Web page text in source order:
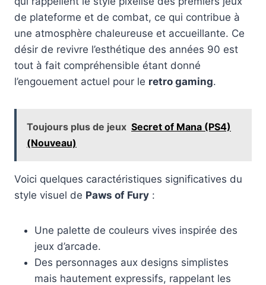
de plateforme et de combat, ce qui contribue à
une atmosphère chaleureuse et accueillante. Ce
désir de revivre l’esthétique des années 90 est
tout à fait compréhensible étant donné
l’engouement actuel pour le retro gaming.
Toujours plus de jeux Secret of Mana (PS4)
(Nouveau)
Voici quelques caractéristiques significatives du
style visuel de Paws of Fury :
Une palette de couleurs vives inspirée des
jeux d’arcade.
Des personnages aux designs simplistes
mais hautement expressifs, rappelant les